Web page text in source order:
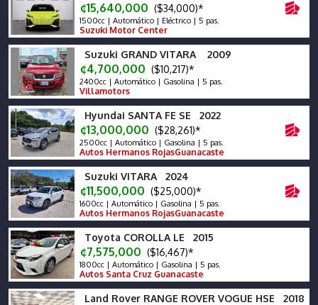
¢15,640,000 ($34,000)*
1500cc | Automático | Eléctrico | 5 pas.
Suzuki Motor Center
Suzuki GRAND VITARA 2009
¢4,700,000 ($10,217)*
2400cc | Automático | Gasolina | 5 pas.
Villamotors
Hyundai SANTA FE SE 2022
¢13,000,000 ($28,261)*
2500cc | Automático | Gasolina | 5 pas.
Autos Hermanos RojasGuanacaste
Suzuki VITARA 2024
¢11,500,000 ($25,000)*
1600cc | Automático | Gasolina | 5 pas.
Autos Hermanos RojasGuanacaste
Toyota COROLLA LE 2015
¢7,575,000 ($16,467)*
1800cc | Automático | Gasolina | 5 pas.
Autos Santa Cruz Guanacaste
Land Rover RANGE ROVER VOGUE HSE 2018